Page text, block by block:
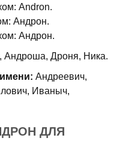
Andron.
Андрон.
Андрон.
Андроша, Дроня, Ника.
Андреевич,
Иваныч,
ДЛЯ